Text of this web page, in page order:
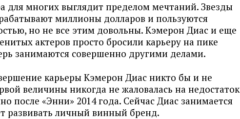
для многих выглядит пределом мечтаний. Звезды
миллионы долларов и пользуются
но не все этим довольны. Кэмерон Диас и еще
актеров просто бросили карьеру на пике
занимаются совершенно другими делами.
карьеры Кэмерон Диас никто бы и не
величины никогда не жаловалась на недостаток
после «Энни» 2014 года. Сейчас Диас занимается
развивать личный винный бренд.